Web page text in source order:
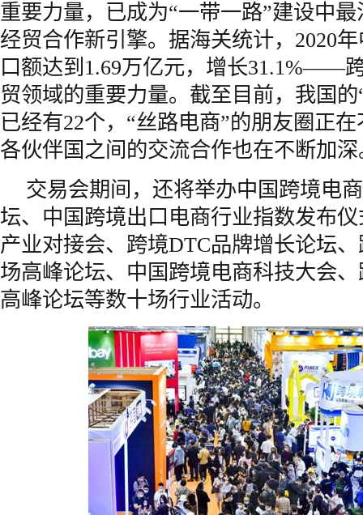
重要力量，已成为“一带一路”建设中
经贸合作新引擎。据海关统计，2020
口额达到1.69万亿元，增长31.1%——
贸领域的重要力量。截至目前，我国
已经有22个，“丝路电商”的朋友圈正
各伙伴国之间的交流合作也在不断加深
交易会期间，还将举办中国跨境电
坛、中国跨境出口电商行业指数发布
产业对接会、跨境DTC品牌增长论坛
场高峰论坛、中国跨境电商科技大会
高峰论坛等数十场行业活动。